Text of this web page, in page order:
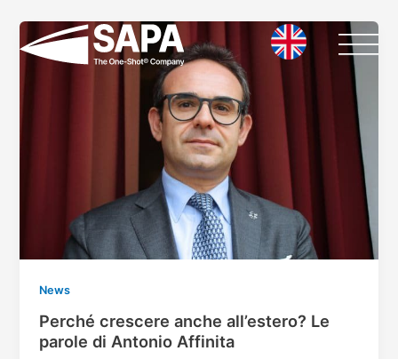
contenuto
News
Perché crescere anche all’estero? Le
parole di Antonio Affinita
articoli